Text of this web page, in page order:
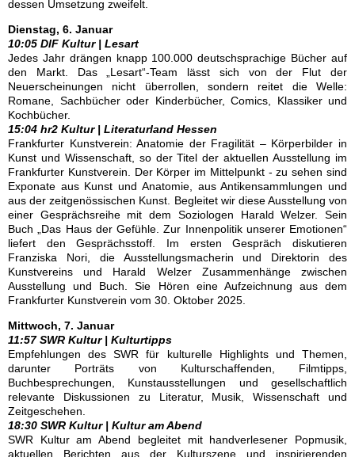
dessen Umsetzung zweifelt.
Dienstag, 6. Januar
10:05 DlF Kultur | Lesart
Jedes Jahr drängen knapp 100.000 deutschsprachige Bücher auf
den Markt. Das „Lesart“-Team lässt sich von der Flut der
Neuerscheinungen nicht überrollen, sondern reitet die Welle:
Romane, Sachbücher oder Kinderbücher, Comics, Klassiker und
Kochbücher.
15:04 hr2 Kultur | Literaturland Hessen
Frankfurter Kunstverein: Anatomie der Fragilität – Körperbilder in
Kunst und Wissenschaft, so der Titel der aktuellen Ausstellung im
Frankfurter Kunstverein. Der Körper im Mittelpunkt - zu sehen sind
Exponate aus Kunst und Anatomie, aus Antikensammlungen und
aus der zeitgenössischen Kunst. Begleitet wir diese Ausstellung von
einer Gesprächsreihe mit dem Soziologen Harald Welzer. Sein
Buch „Das Haus der Gefühle. Zur Innenpolitik unserer Emotionen“
liefert den Gesprächsstoff. Im ersten Gespräch diskutieren
Franziska Nori, die Ausstellungsmacherin und Direktorin des
Kunstvereins und Harald Welzer Zusammenhänge zwischen
Ausstellung und Buch. Sie Hören eine Aufzeichnung aus dem
Frankfurter Kunstverein vom 30. Oktober 2025.
Mittwoch, 7. Januar
11:57 SWR Kultur | Kulturtipps
Empfehlungen des SWR für kulturelle Highlights und Themen,
darunter Porträts von Kulturschaffenden, Filmtipps,
Buchbesprechungen, Kunstausstellungen und gesellschaftlich
relevante Diskussionen zu Literatur, Musik, Wissenschaft und
Zeitgeschehen.
18:30 SWR Kultur | Kultur am Abend
SWR Kultur am Abend begleitet mit handverlesener Popmusik,
aktuellen Berichten aus der Kulturszene und inspirierenden